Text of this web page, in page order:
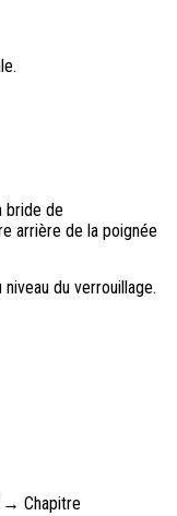
bride de
arrière de la poignée
du verrouillage.
→ Chapitre